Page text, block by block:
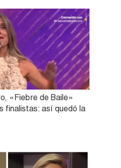
«Fiebre de Baile»
finalistas: así quedó la